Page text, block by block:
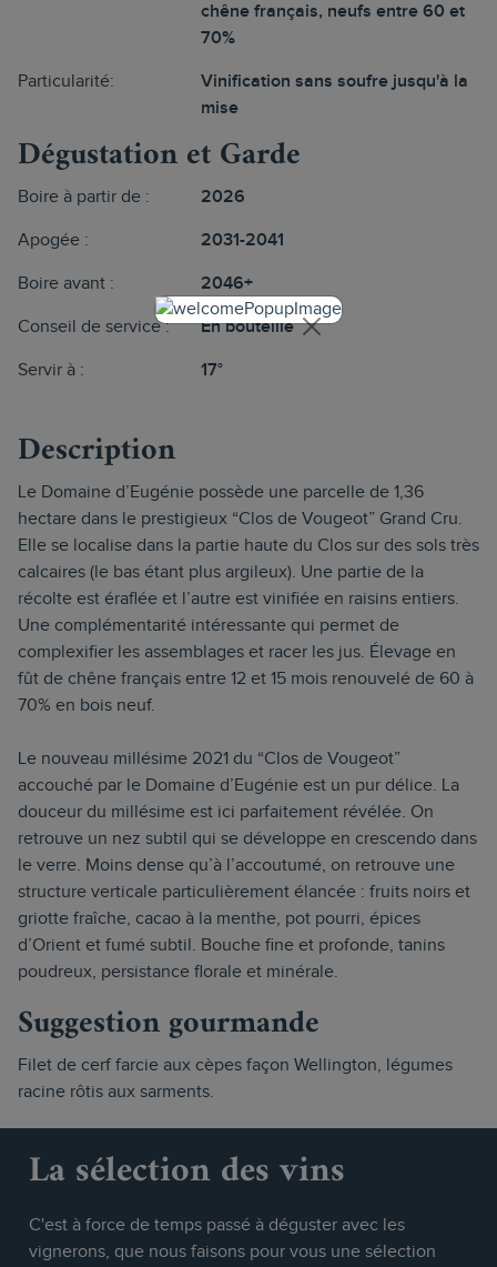
chêne français, neufs entre 60 et
70%
Particularité:
Vinification sans soufre jusqu'à la
mise
Dégustation et Garde
Boire à partir de : 2026
Apogée : 2031-2041
Boire avant : 2046+
Conseil de service : En bouteille
Servir à : 17°
Description
Le Domaine d’Eugénie possède une parcelle de 1,36
hectare dans le prestigieux “Clos de Vougeot” Grand Cru.
Elle se localise dans la partie haute du Clos sur des sols très
calcaires (le bas étant plus argileux). Une partie de la
récolte est éraflée et l’autre est vinifiée en raisins entiers.
Une complémentarité intéressante qui permet de
complexifier les assemblages et racer les jus. Élevage en
fût de chêne français entre 12 et 15 mois renouvelé de 60 à
70% en bois neuf.
Le nouveau millésime 2021 du “Clos de Vougeot”
accouché par le Domaine d’Eugénie est un pur délice. La
douceur du millésime est ici parfaitement révélée. On
retrouve un nez subtil qui se développe en crescendo dans
le verre. Moins dense qu’à l’accoutumé, on retrouve une
structure verticale particulièrement élancée : fruits noirs et
griotte fraîche, cacao à la menthe, pot pourri, épices
d’Orient et fumé subtil. Bouche fine et profonde, tanins
poudreux, persistance florale et minérale.
Suggestion gourmande
Filet de cerf farcie aux cèpes façon Wellington, légumes
racine rôtis aux sarments.
La sélection des vins
C'est à force de temps passé à déguster avec les
vignerons, que nous faisons pour vous une sélection